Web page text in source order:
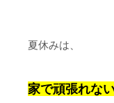
夏休みは、
家で頑張れな